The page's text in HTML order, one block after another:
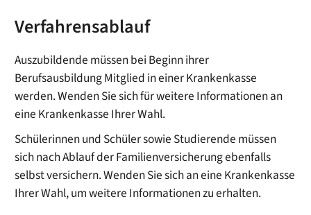
Verfahrensablauf
Auszubildende müssen bei Beginn ihrer
Berufsausbildung Mitglied in einer Krankenkasse
werden. Wenden Sie sich für weitere Informationen an
eine Krankenkasse Ihrer Wahl.
Schülerinnen und Schüler sowie Studierende müssen
sich nach Ablauf der Familienversicherung ebenfalls
selbst versichern. Wenden Sie sich an eine Krankenkasse
Ihrer Wahl, um weitere Informationen zu erhalten.